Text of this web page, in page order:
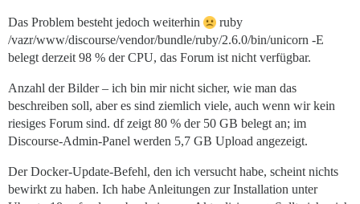
Das Problem besteht jedoch weiterhin
ruby
/vazr/www/discourse/vendor/bundle/ruby/2.6.0/bin/unicorn -E
belegt derzeit 98 % der CPU, das Forum ist nicht verfügbar.
Anzahl der Bilder – ich bin mir nicht sicher, wie man das
beschreiben soll, aber es sind ziemlich viele, auch wenn wir kein
riesiges Forum sind. df zeigt 80 % der 50 GB belegt an; im
Discourse-Admin-Panel werden 5,7 GB Upload angezeigt.
Der Docker-Update-Befehl, den ich versucht habe, scheint nichts
bewirkt zu haben. Ich habe Anleitungen zur Installation unter